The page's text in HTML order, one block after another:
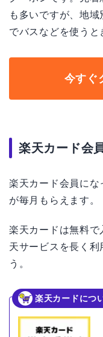
も多いですが、地
でバスなどを使うと
今すぐ
楽天カード会
楽天カード会員に
が毎月もらえます。
楽天カードは無料で
天サービスを長く利
う。
楽天カードにつ